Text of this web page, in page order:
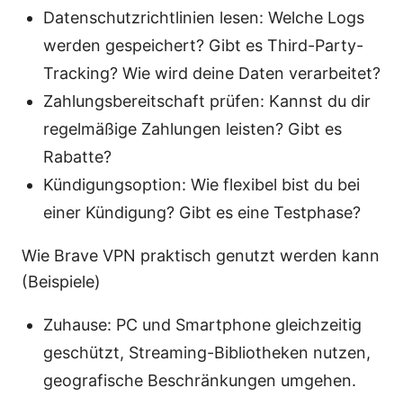
Datenschutzrichtlinien lesen: Welche Logs
werden gespeichert? Gibt es Third-Party-
Tracking? Wie wird deine Daten verarbeitet?
Zahlungsbereitschaft prüfen: Kannst du dir
regelmäßige Zahlungen leisten? Gibt es
Rabatte?
Kündigungsoption: Wie flexibel bist du bei
einer Kündigung? Gibt es eine Testphase?
Wie Brave VPN praktisch genutzt werden kann
(Beispiele)
Zuhause: PC und Smartphone gleichzeitig
geschützt, Streaming-Bibliotheken nutzen,
geografische Beschränkungen umgehen.